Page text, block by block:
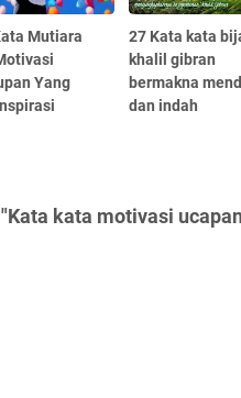
Mutiara
Yang
27 Kata kata
khalil gibran
bermakna
dan indah
kata motivasi